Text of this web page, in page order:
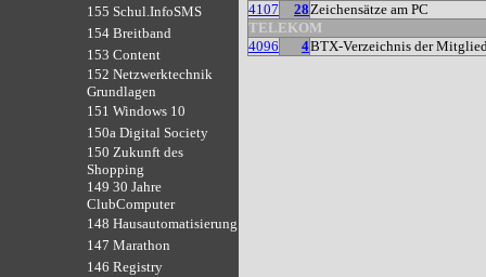
155 Schul.InfoSMS
154 Breitband
153 Content
152 Netzwerktechnik
Grundlagen
151 Windows 10
150a Digital Society
150 Zukunft des
Shopping
149 30 Jahre
ClubComputer
148 Hausautomatisierung
147 Marathon
146 Registry
4107
28Zeichensätze am PC
TELEKOM
4096
4BTX-Verzeichnis der